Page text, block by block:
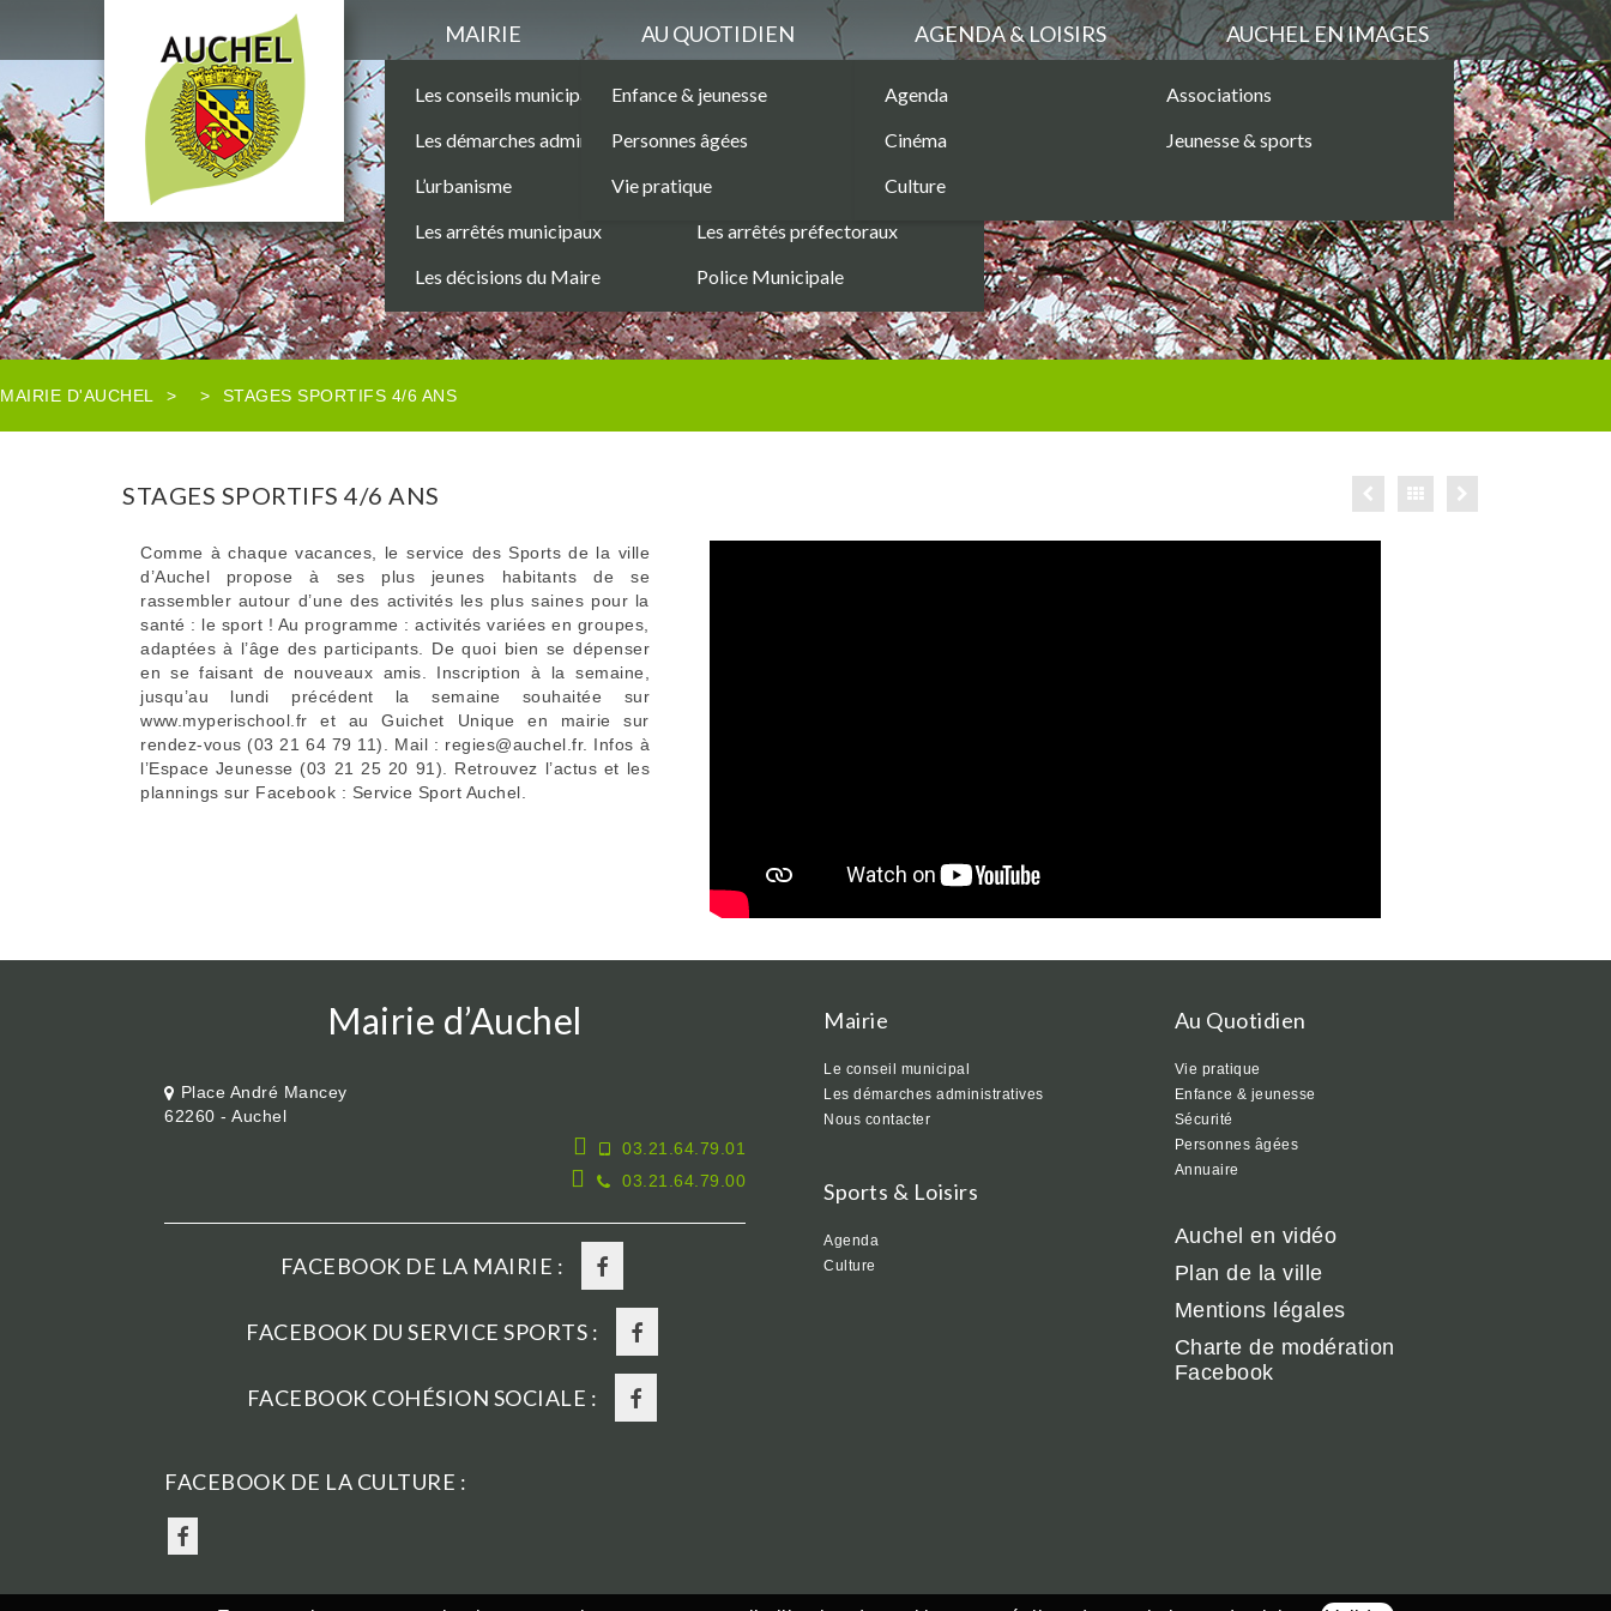
MAIRIE
Les conseils municipaux
Marchés Publics
Les démarches administratives
Les services municipaux
L’urbanisme
Les structures municipales
Les arrêtés municipaux
Les arrêtés préfectoraux
Les décisions du Maire
Police Municipale
AU QUOTIDIEN
Enfance & jeunesse
Les permanences
Personnes âgées
Sécurité
Vie pratique
Commerces
AGENDA & LOISIRS
Agenda
Associations
Cinéma
Jeunesse & sports
Culture
AUCHEL EN IMAGES
MAIRIE D'AUCHEL > > STAGES SPORTIFS 4/6 ANS
STAGES SPORTIFS 4/6 ANS
Comme à chaque vacances, le service des Sports de la ville
d’Auchel propose à ses plus jeunes habitants de se
rassembler autour d’une des activités les plus saines pour la
santé : le sport ! Au programme : activités variées en groupes,
adaptées à l’âge des participants. De quoi bien se dépenser
en se faisant de nouveaux amis. Inscription à la semaine,
jusqu’au lundi précédent la semaine souhaitée sur
www.myperischool.fr et au Guichet Unique en mairie sur
rendez-vous (03 21 64 79 11). Mail : regies@auchel.fr. Infos à
l’Espace Jeunesse (03 21 25 20 91). Retrouvez l’actus et les
plannings sur Facebook : Service Sport Auchel.
Mairie d’Auchel
Place André Mancey
62260 - Auchel
03.21.64.79.01
03.21.64.79.00
FACEBOOK DE LA MAIRIE :
FACEBOOK DU SERVICE SPORTS :
FACEBOOK COHÉSION SOCIALE :
FACEBOOK DE LA CULTURE :
Mairie
Le conseil municipal
Les démarches administratives
Nous contacter
Sports & Loisirs
Agenda
Culture
Au Quotidien
Vie pratique
Enfance & jeunesse
Sécurité
Personnes âgées
Annuaire
Auchel en vidéo
Plan de la ville
Mentions légales
Charte de modération
Facebook